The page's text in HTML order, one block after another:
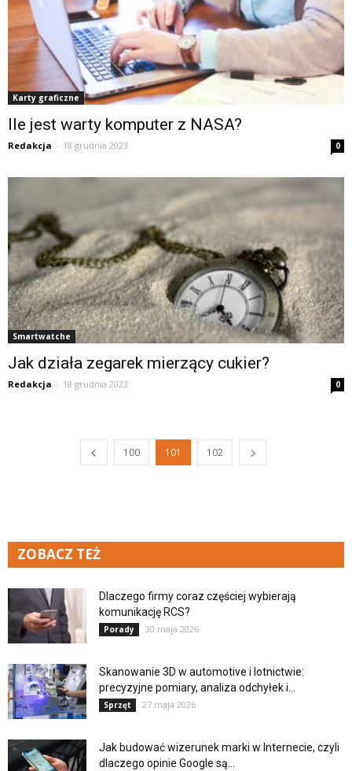
Karty graficzne
Ile jest warty komputer z NASA?
Redakcja - 18 grudnia 2023 0
Smartwatche
Jak działa zegarek mierzący cukier?
Redakcja - 18 grudnia 2023 0
100 101 102
ZOBACZ TEŻ
Dlaczego firmy coraz częściej wybierają
komunikację RCS?
Porady 30 maja 2026
Skanowanie 3D w automotive i lotnictwie:
precyzyjne pomiary, analiza odchyłek i...
Sprzęt 27 maja 2026
Jak budować wizerunek marki w Internecie, czyli
dlaczego opinie Google są...